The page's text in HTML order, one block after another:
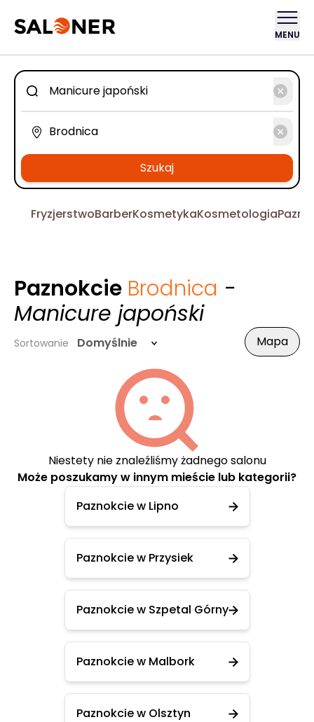
MENU
Szukaj
FryzjerstwoBarberKosmetykaKosmetologia
Paznokcie Brodnica -
Manicure japoński
Sortowanie Domyślnie Mapa
Niestety nie znaleźliśmy żadnego salonu
Może poszukamy w innym mieście lub kategorii?
Paznokcie w Lipno
Paznokcie w Przysiek
Paznokcie w Szpetal Górny
Paznokcie w Malbork
Paznokcie w Olsztyn